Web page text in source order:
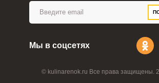
© kulinarenok.ru Все права защищены.
Мы в соцсетях